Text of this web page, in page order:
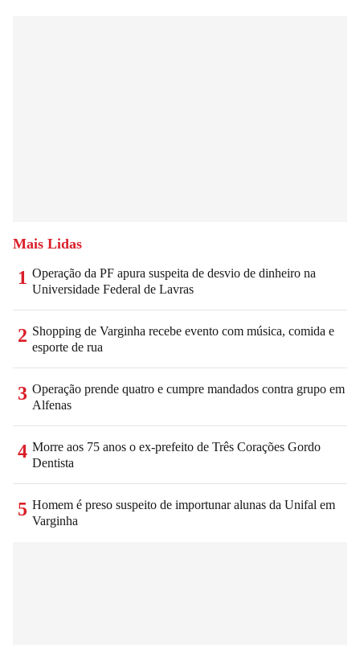
Mais Lidas
1 Operação da PF apura suspeita de desvio de dinheiro na
Universidade Federal de Lavras
2 Shopping de Varginha recebe evento com música, comida e
esporte de rua
3 Operação prende quatro e cumpre mandados contra grupo em
Alfenas
4 Morre aos 75 anos o ex-prefeito de Três Corações Gordo
Dentista
5 Homem é preso suspeito de importunar alunas da Unifal em
Varginha